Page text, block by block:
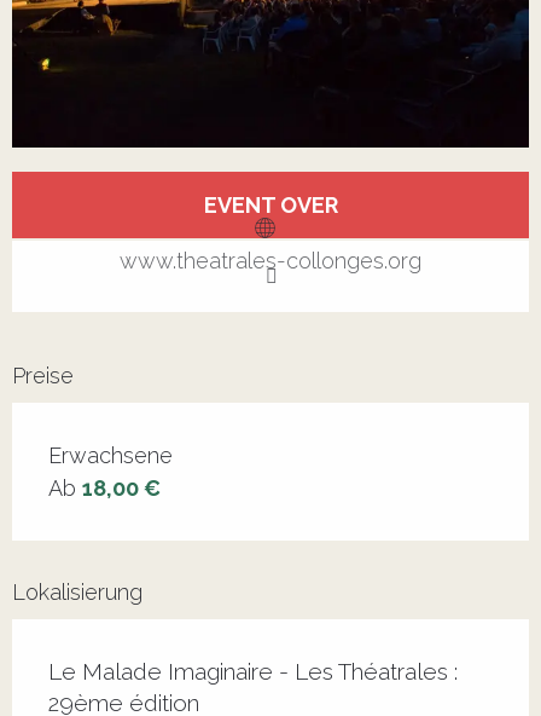
EVENT OVER
www.theatrales-collonges.org
Preise
Erwachsene
Ab 18,00 €
Lokalisierung
Le Malade Imaginaire - Les Théatrales :
29ème édition